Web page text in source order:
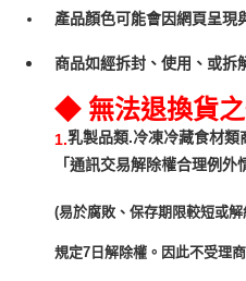
產品顏色可能會因網頁呈現
商品如經拆封、使用、或拆
◆ 無法退換貨
1.乳製品類.冷凍冷藏食材類
「通訊交易解除權合理例
(易於腐敗、保存期限較短或
規定7日解除權。因此不受理